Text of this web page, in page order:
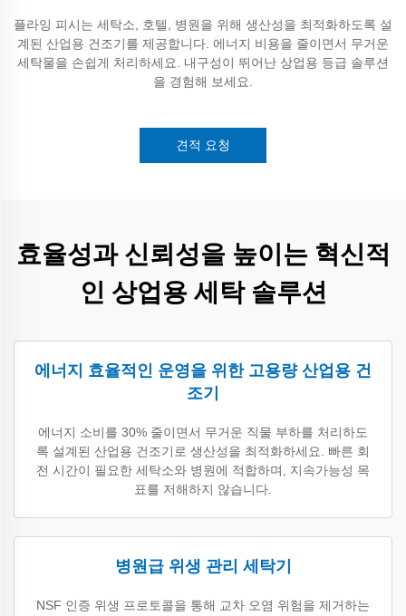
플라잉 피시는 세탁소, 호텔, 병원을 위해 생산성을 최적화하도록 설
계된 산업용 건조기를 제공합니다. 에너지 비용을 줄이면서 무거운
세탁물을 손쉽게 처리하세요. 내구성이 뛰어난 상업용 등급 솔루션
을 경험해 보세요.
견적 요청
효율성과 신뢰성을 높이는 혁신적
인 상업용 세탁 솔루션
에너지 효율적인 운영을 위한 고용량 산업용 건
조기
에너지 소비를 30% 줄이면서 무거운 직물 부하를 처리하도
록 설계된 산업용 건조기로 생산성을 최적화하세요. 빠른 회
전 시간이 필요한 세탁소와 병원에 적합하며, 지속가능성 목
표를 저해하지 않습니다.
병원급 위생 관리 세탁기
NSF 인증 위생 프로토콜을 통해 교차 오염 위험을 제거하는